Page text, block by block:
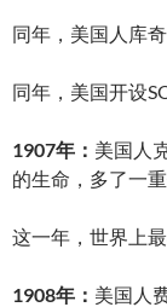
同年，美国人库
同年，美国开设
1907年： 美国人
的生命，多了一重
这一年，世界上
1908年： 美国人